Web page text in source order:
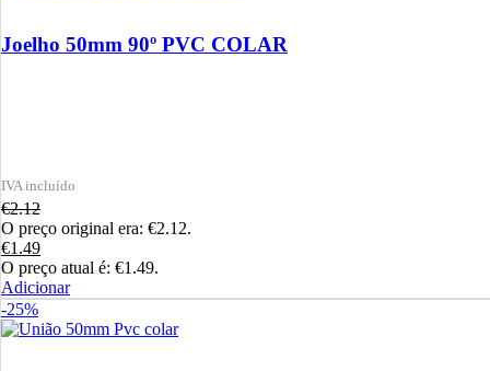
Joelho 50mm 90º PVC COLAR
€2.12
O preço original era: €2.12.
€1.49
O preço atual é: €1.49.
Adicionar
-25%